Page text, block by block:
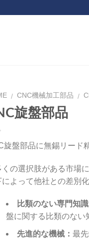
/ CNC機械加工部品 /
旋盤部品
旋盤部品に無錫リード
くの選択肢がある市場
によって他社との差別
比類のない専門知
盤に関する比類のない
先進的な機械：最